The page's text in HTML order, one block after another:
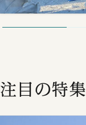
注目の特集